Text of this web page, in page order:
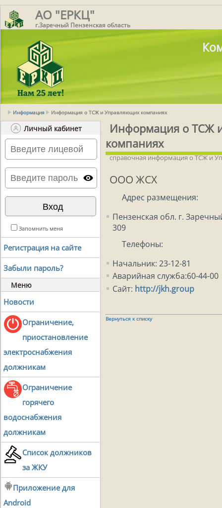
АО "ЕРКЦ"
г.Заречный Пензенская область
Информация Информация о ТСЖ и Управляющих компаниях
Личный кабинет
Запомнить меня
Регистрация на сайте
Забыли пароль?
Меню
Новости
Ограничение,
приостановление
электроснабжения
должникам
Ограничение
горячего
водоснабжения
должникам
Список должников
за ЖКУ
Приложение для
Android
Информация о ТСЖ
компаниях
справочная информация о ТСЖ и
ООО ЖСХ
Адрес размещения:
Пензенская обл. г.
309
Телефоны:
Начальник: 23-12-81
Аварийная служба:60-44-00
Сайт: http://jkh.group
Вернуться к списку